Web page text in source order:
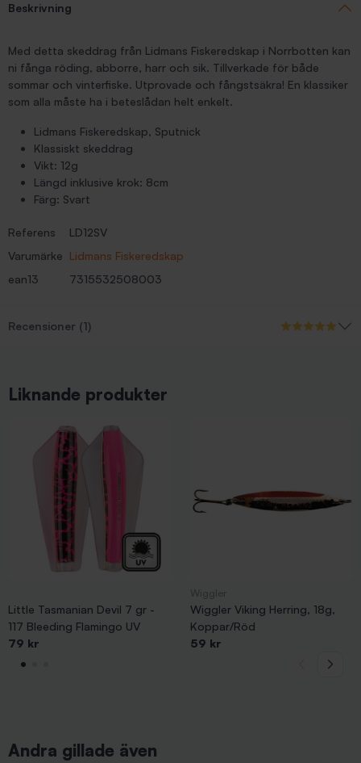
Beskrivning
Med detta skeddrag från Lidmans Fiskeredskap i Norrbotten kan
ni fånga röding, abborre, harr och sik. Tillverkade för både
sommar och vinterfiske. Utprovade och fångstsäkra! En klassiker
som alla måste ha i beteslådan helt enkelt.
Lidmans Fiskeredskap, Sputnick
Klassiskt skeddrag
Vikt: 12g
Längd inklusive krok: 8cm
Färg: Svart
Referens
LD12SV
Varumärke Lidmans Fiskeredskap
ean13
7315532508003
Recensioner (1)
Liknande produkter
Little Tasmanian Devil 7 gr -
117 Bleeding Flamingo UV
79 kr
Wiggler Viking Herring, 18g,
Koppar/Röd
59 kr
Andra gillade även